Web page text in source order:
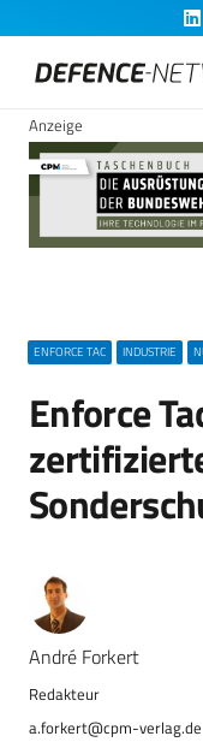
Anzeige
ENFORCE TAC INDUSTRIE
Enforce
André Forkert
a.forkert@cpm-verlag.de